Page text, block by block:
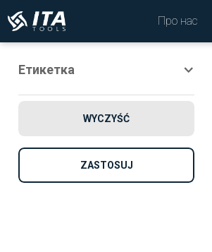
Про нас
Етикетка
Новий
просування по службі
WYCZYŚĆ
ZASTOSUJ